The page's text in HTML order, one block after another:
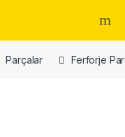
Parçalar Ferforje